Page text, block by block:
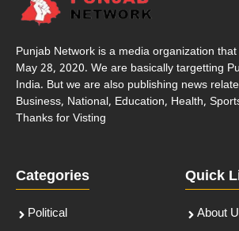
Punjab Network is a media organization
May 28, 2020. We are basically targetting
India. But we are also publishing news
Business, National, Education, Health,
Thanks for Visting
Categories
Political
Quick
About